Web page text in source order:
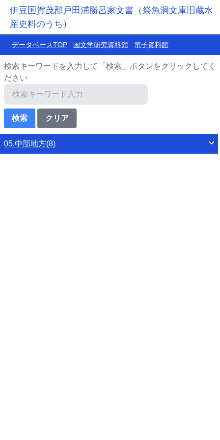
伊豆国賀茂郡戸田浦勝呂家文書（祭魚洞文庫旧蔵水
産史料のうち）
データベースTOP 国文学研究資料館 電子資料館
検索キーワードを入力して「検索」ボタンをクリックしてく
ださい
05.中部地方(8)